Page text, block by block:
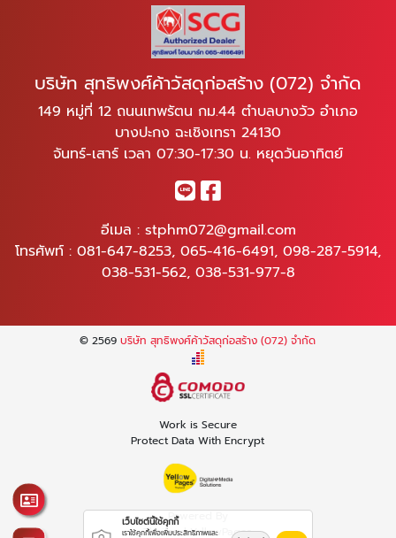
บริษัท สุทธิพงศ์ค้าวัสดุก่อสร้าง (072) จำกัด
149 หมู่ที่ 12 ถนนเทพรัตน กม.44 ตำบลบางวัว อำเภอ
บางปะกง ฉะเชิงเทรา 24130
จันทร์-เสาร์ เวลา 07:30-17:30 น. หยุดวันอาทิตย์
อีเมล : stphm072@gmail.com
โทรศัพท์ : 081-647-8253, 065-416-6491, 098-287-5914,
038-531-562, 038-531-977-8
© 2569บริษัท สุทธิพงศ์ค้าวัสดุก่อสร้าง (072) จำกัด
Work is Secure
Protect Data With Encrypt
Powered By
Thailand YellowPages
เว็บไซต์นี้ใช้คุกกี้
เราใช้คุกกี้เพื่อเพิ่มประสิทธิภาพและ